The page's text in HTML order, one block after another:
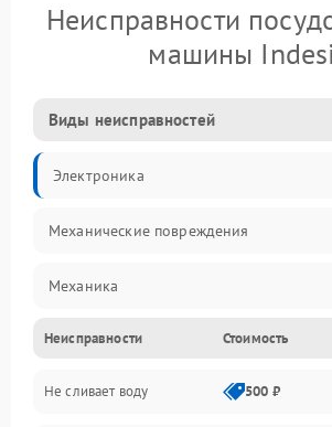
Неисправности
машины
Виды неисправностей
Электроника
Механические повреждения
Механика
Управление
Электропитание
Неисправности Стоимость
Не сливает воду 500 ₽